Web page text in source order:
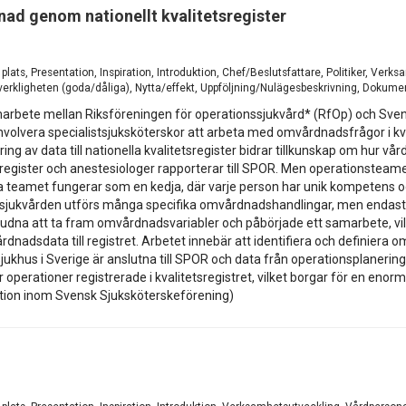
genom nationellt kvalitetsregister
plats, Presentation, Inspiration, Introduktion, Chef/Beslutsfattare, Politiker,
(goda/dåliga), Nytta/effekt, Uppföljning/Nulägesbeskrivning,
mellan Riksföreningen för operationssjukvård* (RfOp) och
specialistsjuksköterskor att arbeta med omvårdnadsfrågor i
av data till nationella kvalitetsregister bidrar tillkunskap om hur
och anestesiologer rapporterar till SPOR. Men
fungerar som en kedja, där varje person har unik kompetens
utförs många specifika omvårdnadshandlingar, men
att ta fram omvårdnadsvariabler och påbörjade ett samarbete,
till registret. Arbetet innebär att identifiera och definiera
i Sverige är anslutna till SPOR och data från
operationer registrerade i kvalitetsregistret, vilket borgar för en
inom Svensk Sjuksköterskeförening)